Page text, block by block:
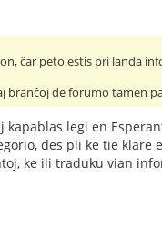
ĉar peto estis pri landa
branĉoj de forumo tamen
kapablas legi en
des pli ke tie klare
ke ili traduku vian